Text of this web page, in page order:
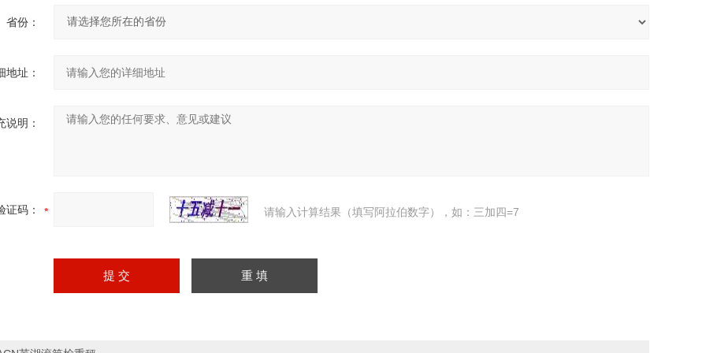
省份：
地址：
说明：
证码： 请输入计算结果（填写阿拉伯数字），如：三加四=7